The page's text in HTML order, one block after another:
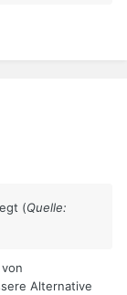
(Quelle:
Alternative